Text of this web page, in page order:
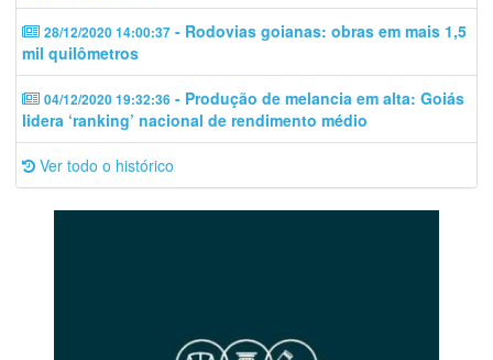
28/12/2020 14:00:37 - Rodovias goianas: obras em mais 1,5
mil quilômetros
04/12/2020 19:32:36 - Produção de melancia em alta: Goiás
lidera ‘ranking’ nacional de rendimento médio
Ver todo o histórico